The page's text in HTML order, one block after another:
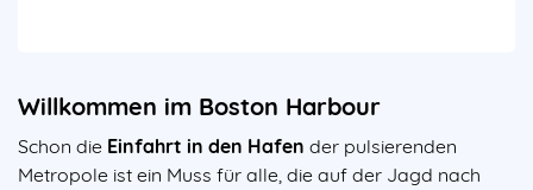
Willkommen im Boston Harbour
Schon die Einfahrt in den Hafen der pulsierenden
Metropole ist ein Muss für alle, die auf der Jagd nach